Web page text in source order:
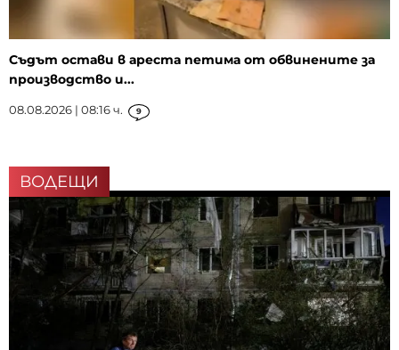
Съдът остави в ареста петима от обвинените за
производство и...
08.08.2026 | 08:16 ч. 9
ВОДЕЩИ